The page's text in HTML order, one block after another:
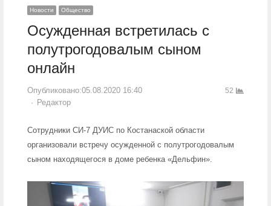
Новости Общество
Осужденная встретилась с
полутрогодовалым сыном
онлайн
Опубликовано:05.08.2020 16:40
Author
Редактор
52
Сотрудники СИ-7 ДУИС по Костанаской области
организовали встречу осужденной с полутрогодовалым
сыном находящегося в доме ребенка «Дельфин».